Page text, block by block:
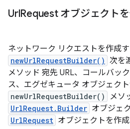
UrlRequest オブジェクト
ネットワーク リクエストを作成す
newUrlRequestBuilder() 次を
メソッド 宛先 URL、コールバッ
ス、エグゼキュータ オブジェクト
newUrlRequestBuilder() メソ
UrlRequest.Builder オブジェ
UrlRequest オブジェクトを作成